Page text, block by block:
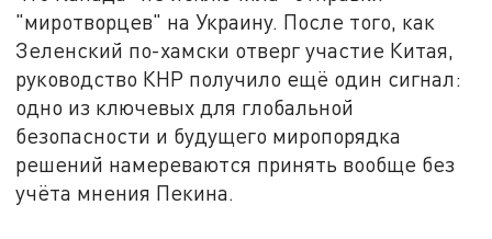
"миротворцев" на Украину. После того, как
Зеленский по-хамски отверг участие Китая,
руководство КНР получило ещё один сигнал:
одно из ключевых для глобальной
безопасности и будущего миропорядка
решений намереваются принять вообще без
учёта мнения Пекина.